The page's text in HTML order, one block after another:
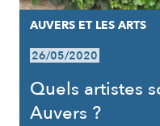
AUVERS ET LES ARTS
26/05/2020
Quels artistes
Auvers ?